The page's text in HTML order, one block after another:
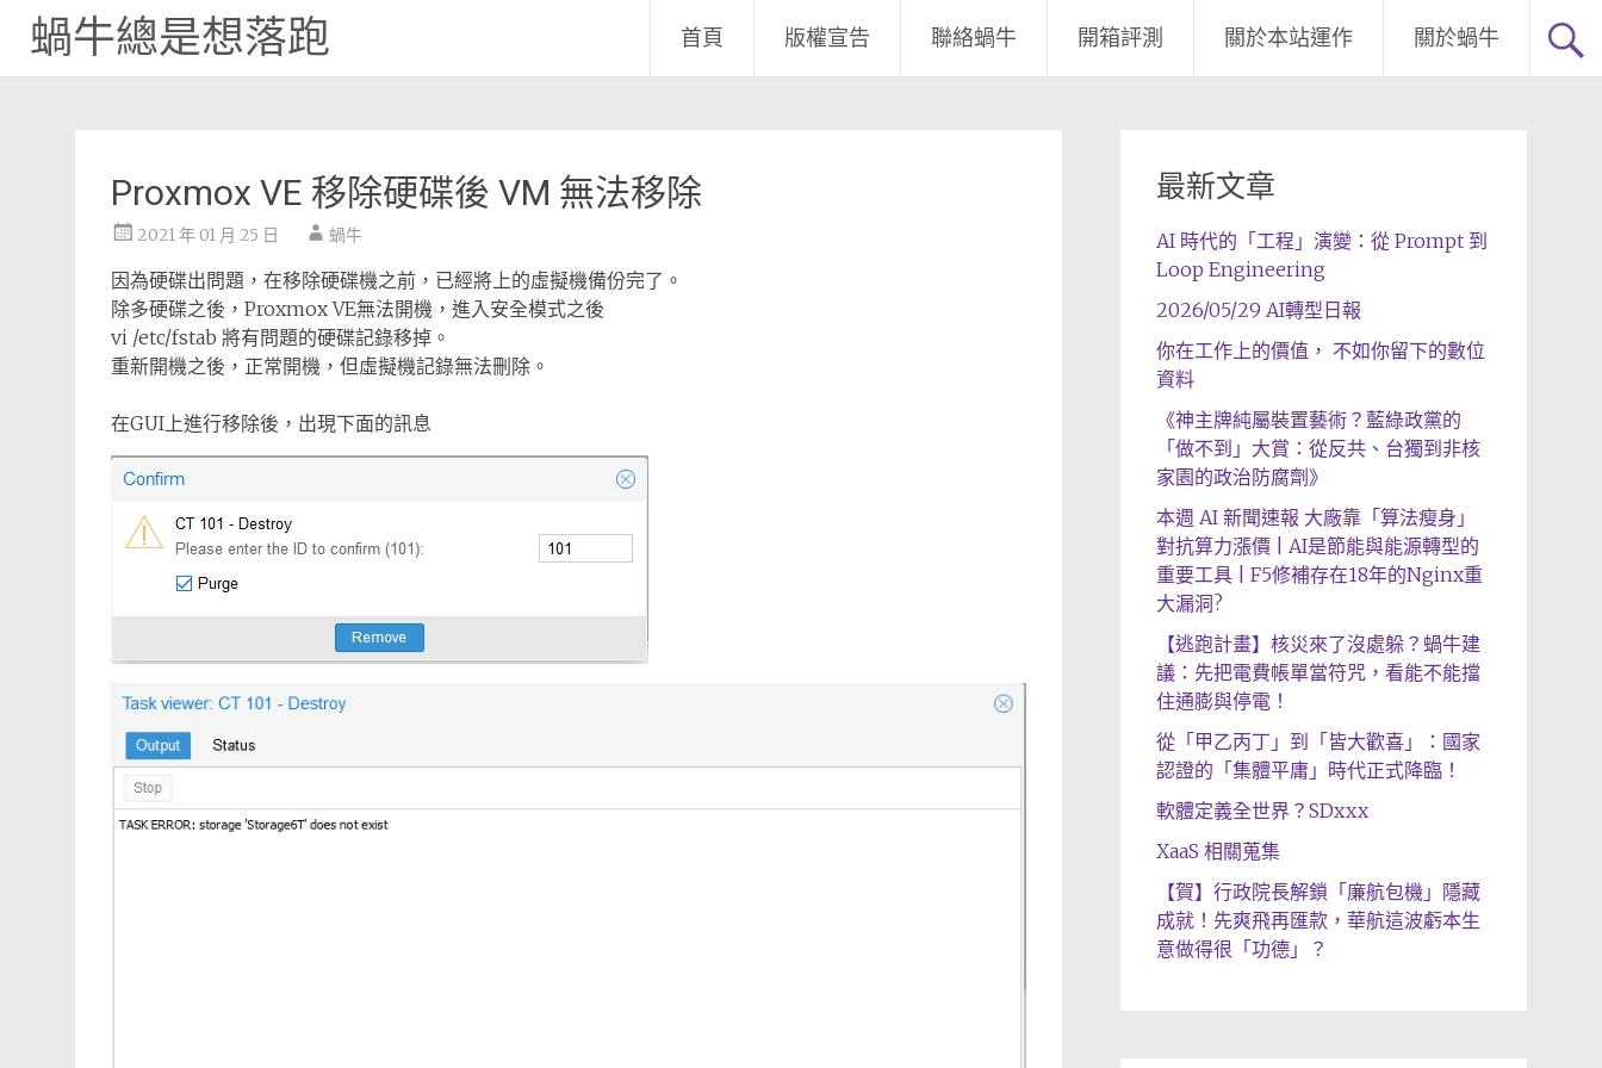
蝸牛總是想落跑 首頁 版權宣告 聯絡蝸牛 開箱評測 關於本站運作 關於蝸牛
Proxmox VE 移除硬碟後 VM 無法移除
2021 年 01 月 25 日 蝸牛
因為硬碟出問題，在移除硬碟機之前，已經將上的虛擬機備份完了。
除多硬碟之後，Proxmox VE無法開機，進入安全模式之後
vi /etc/fstab 將有問題的硬碟記錄移掉。
重新開機之後，正常開機，但虛擬機記錄無法刪除。
在GUI上進行移除後，出現下面的訊息
最新文章
AI 時代的「工程」演變：從 Prompt 到
Loop Engineering
2026/05/29 AI轉型日報
你在工作上的價值， 不如你留下的數位
資料
《神主牌純屬裝置藝術？藍綠政黨的
「做不到」大賞：從反共、台獨到非核
家園的政治防腐劑》
本週 AI 新聞速報 大廠靠「算法瘦身」
對抗算力漲價 | AI是節能與能源轉型的
重要工具 | F5修補存在18年的Nginx重
大漏洞?
【逃跑計畫】核災來了沒處躲？蝸牛建
議：先把電費帳單當符咒，看能不能擋
住通膨與停電！
從「甲乙丙丁」到「皆大歡喜」：國家
認證的「集體平庸」時代正式降臨！
軟體定義全世界？SDxxx
XaaS 相關蒐集
【賀】行政院長解鎖「廉航包機」隱藏
成就！先爽飛再匯款，華航這波虧本生
意做得很「功德」？